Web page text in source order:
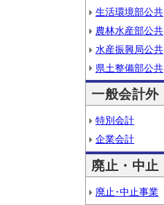
生活環境部公共
農林水産部公共
水産振興局公共
県土整備部公共
一般会計外
特別会計
企業会計
廃止・中止
廃止･中止事業